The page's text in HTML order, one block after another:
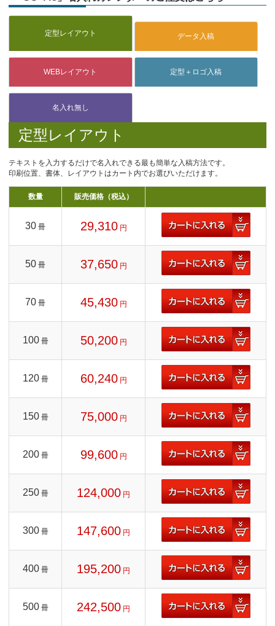
定型レイアウト
テキストを入力するだけで名入れできる最も簡単な入稿方法です。
印刷位置、書体、レイアウトはカート内でお選びいただけます。
数量 販売価格（税込）
30 冊 29,310 円
50 冊 37,650 円
70 冊 45,430 円
100 冊 50,200 円
120 冊 60,240 円
150 冊 75,000 円
200 冊 99,600 円
250 冊 124,000 円
300 冊 147,600 円
400 冊 195,200 円
500 冊 242,500 円